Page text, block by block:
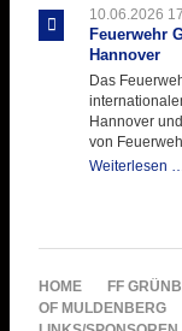
10.06.2026
Feuerwehr
Hannover
Das
Hannover
von
Weiterlesen …
NAVIGATION
ÜBERSPRINGEN
HOME FF
OF MULDENBERG